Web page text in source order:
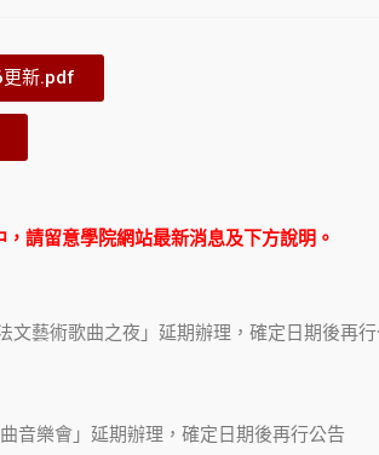
更新.pdf
請留意學院網站最新消息及下方說明。
文藝術歌曲之夜」延期辦理，確定日期後再
音樂會」延期辦理，確定日期後再行公告